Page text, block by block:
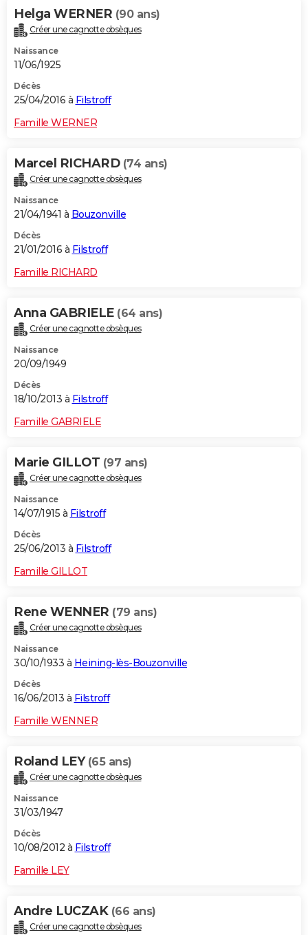
Helga WERNER (90 ans)
Créer une cagnotte obsèques
Naissance
11/06/1925
Décès
25/04/2016 à Filstroff
Famille WERNER
Marcel RICHARD (74 ans)
Créer une cagnotte obsèques
Naissance
21/04/1941 à Bouzonville
Décès
21/01/2016 à Filstroff
Famille RICHARD
Anna GABRIELE (64 ans)
Créer une cagnotte obsèques
Naissance
20/09/1949
Décès
18/10/2013 à Filstroff
Famille GABRIELE
Marie GILLOT (97 ans)
Créer une cagnotte obsèques
Naissance
14/07/1915 à Filstroff
Décès
25/06/2013 à Filstroff
Famille GILLOT
Rene WENNER (79 ans)
Créer une cagnotte obsèques
Naissance
30/10/1933 à Heining-lès-Bouzonville
Décès
16/06/2013 à Filstroff
Famille WENNER
Roland LEY (65 ans)
Créer une cagnotte obsèques
Naissance
31/03/1947
Décès
10/08/2012 à Filstroff
Famille LEY
Andre LUCZAK (66 ans)
Créer une cagnotte obsèques